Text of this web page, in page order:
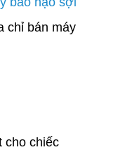
chỉ bán máy
cho chiếc